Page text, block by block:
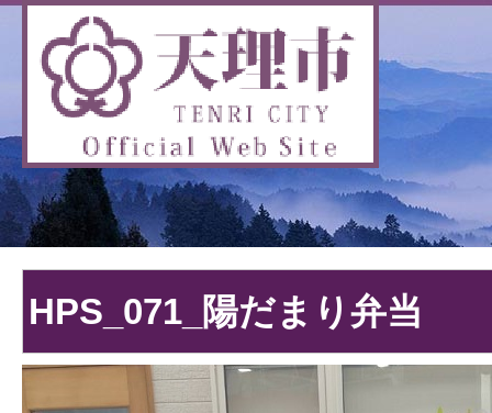
HPS_071_陽だまり弁当